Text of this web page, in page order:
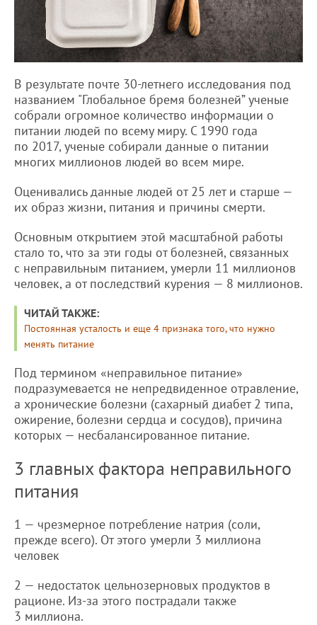
В результате почте 30-летнего исследования под
названием "Глобальное бремя болезней” ученые
собрали огромное количество информации о
питании людей по всему миру. С 1990 года
по 2017, ученые собирали данные о питании
многих миллионов людей во всем мире.
Оценивались данные людей от 25 лет и старше —
их образ жизни, питания и причины смерти.
Основным открытием этой масштабной работы
стало то, что за эти годы от болезней, связанных
с неправильным питанием, умерли 11 миллионов
человек, а от последствий курения — 8 миллионов.
ЧИТАЙ ТАКЖЕ:
Постоянная усталость и еще 4 признака того, что нужно
менять питание
Под термином «неправильное питание»
подразумевается не непредвиденное отравление,
а хронические болезни (сахарный диабет 2 типа,
ожирение, болезни сердца и сосудов), причина
которых — несбалансированное питание.
3 главных фактора неправильного
питания
1 — чрезмерное потребление натрия (соли,
прежде всего). От этого умерли 3 миллиона
человек
2 — недостаток цельнозерновых продуктов в
рационе. Из-за этого пострадали также
3 миллиона.